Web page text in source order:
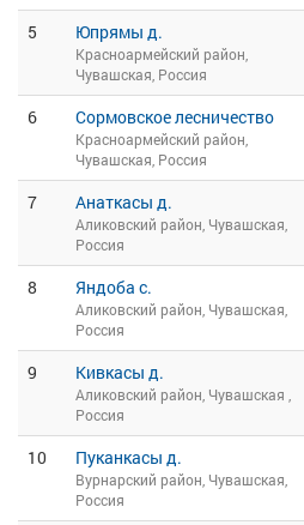
5 Юпрямы д.
Красноармейский район,
Чувашская, Россия
6 Сормовское лесничество
Красноармейский район,
Чувашская, Россия
7 Анаткасы д.
Аликовский район, Чувашская,
Россия
8 Яндоба с.
Аликовский район, Чувашская,
Россия
9 Кивкасы д.
Аликовский район, Чувашская ,
Россия
10 Пуканкасы д.
Вурнарский район, Чувашская,
Россия